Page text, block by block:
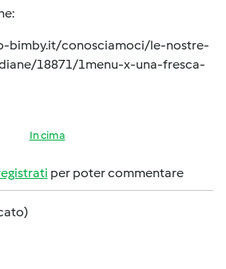
bimby.it/conosciamoci/le-nostre-
18871/1menu-x-una-fresca-
In cima
per poter commentare